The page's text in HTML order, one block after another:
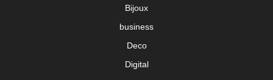
Bijoux
business
Deco
Digital